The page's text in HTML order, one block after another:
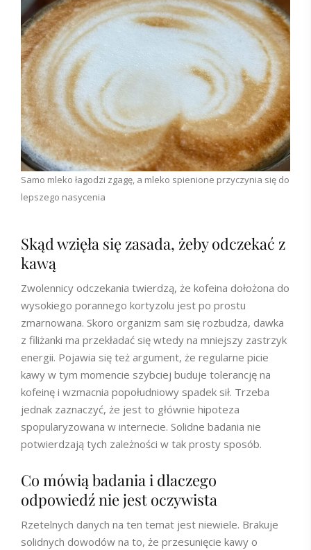
Samo mleko łagodzi zgagę, a mleko spienione przyczynia się do
lepszego nasycenia
Skąd wzięła się zasada, żeby odczekać z
kawą
Zwolennicy odczekania twierdzą, że kofeina dołożona do
wysokiego porannego kortyzolu jest po prostu
zmarnowana. Skoro organizm sam się rozbudza, dawka
z filiżanki ma przekładać się wtedy na mniejszy zastrzyk
energii. Pojawia się też argument, że regularne picie
kawy w tym momencie szybciej buduje tolerancję na
kofeinę i wzmacnia popołudniowy spadek sił. Trzeba
jednak zaznaczyć, że jest to głównie hipoteza
spopularyzowana w internecie. Solidne badania nie
potwierdzają tych zależności w tak prosty sposób.
Co mówią badania i dlaczego
odpowiedź nie jest oczywista
Rzetelnych danych na ten temat jest niewiele. Brakuje
solidnych dowodów na to, że przesunięcie kawy o